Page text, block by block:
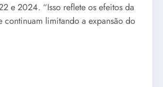
e 2024. “Isso reflete os efeitos da
continuam limitando a expansão do